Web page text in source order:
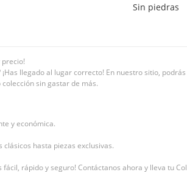
Sin piedras
llegado al lugar correcto! En nuestro sitio,
sin gastar de más.
y económica.
hasta piezas exclusivas.
rápido y seguro! Contáctanos ahora y lleva tu